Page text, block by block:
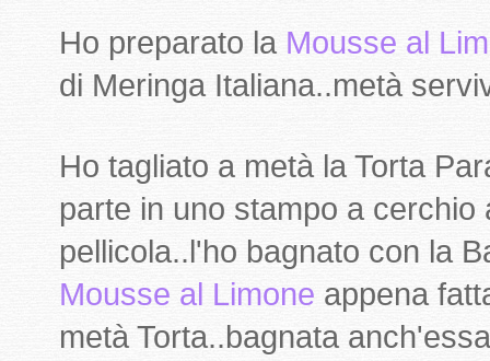
Ho preparato la Mousse al
di Meringa Italiana..metà
Ho tagliato a metà la Torta
parte in uno stampo a
pellicola..l'ho bagnato con la
Mousse al Limone appena
metà Torta..bagnata